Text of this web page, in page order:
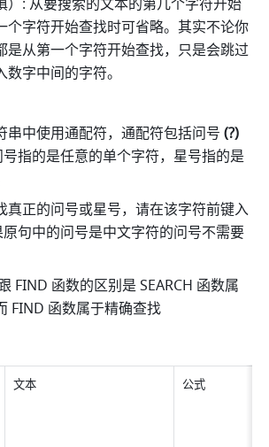
）: 从要搜索的文本的第几个字符开始
个字符开始查找时可省略。其实不论你
是从第一个字符开始查找，只是会跳过
字中间的字符。
串中使用通配符，通配符包括问号
号指的是任意的单个字符，星号指的是
句中的问号是中文字符的问号不需要
FIND 函数的区别是 SEARCH 函数属
FIND 函数属于精确查找
文本 公式